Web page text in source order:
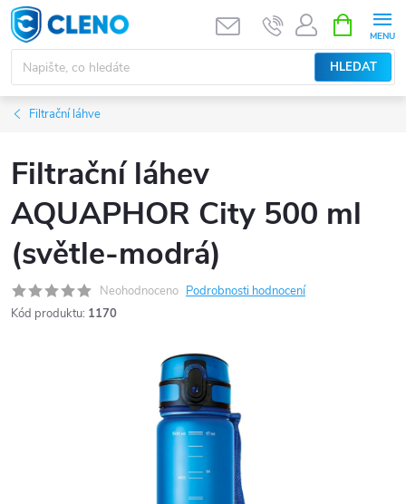
Přejít
na
obsah
HLEDAT
NÁKUPNÍ
KOŠÍK
Filtrační láhve
Filtrační láhev
AQUAPHOR City 500 ml
(světle-modrá)
Neohodnoceno Podrobnosti hodnocení
Kód produktu: 1170